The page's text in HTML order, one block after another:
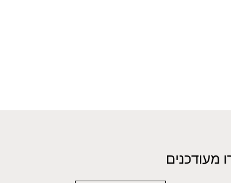
מעודכנים